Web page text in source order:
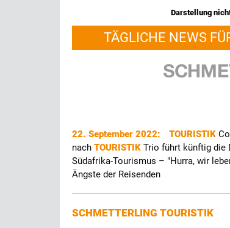
Darstellung
TÄGLICHE NEWS
22. September 2022: TOURISTIK
nach TOURISTIK Trio führt künftig die
Südafrika-Tourismus – "Hurra, wir
Ängste der Reisenden
SCHMETTERLING TOURISTIK